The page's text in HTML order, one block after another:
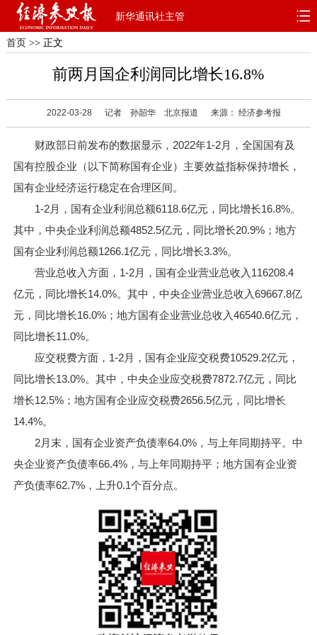
新华通讯社主管
首页 深度 思想
首页 >> 正文
前两月国企利润同比增长16.8%
2022-03-28 记者 孙韶华 北京报道 来源： 经济参考报
财政部日前发布的数据显示，2022年1-2月，全国国有及
国有控股企业（以下简称国有企业）主要效益指标保持增长，
国有企业经济运行稳定在合理区间。
1-2月，国有企业利润总额6118.6亿元，同比增长16.8%。
其中，中央企业利润总额4852.5亿元，同比增长20.9%；地方
国有企业利润总额1266.1亿元，同比增长3.3%。
营业总收入方面，1-2月，国有企业营业总收入116208.4
亿元，同比增长14.0%。其中，中央企业营业总收入69667.8亿
元，同比增长16.0%；地方国有企业营业总收入46540.6亿元，
同比增长11.0%。
应交税费方面，1-2月，国有企业应交税费10529.2亿元，
同比增长13.0%。其中，中央企业应交税费7872.7亿元，同比
增长12.5%；地方国有企业应交税费2656.5亿元，同比增长
14.4%。
2月末，国有企业资产负债率64.0%，与上年同期持平。中
央企业资产负债率66.4%，与上年同期持平；地方国有企业资
产负债率62.7%，上升0.1个百分点。